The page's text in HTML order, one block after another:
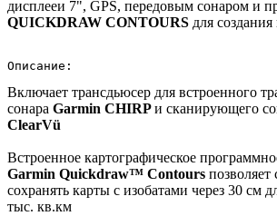
дисплееи 7", GPS, передовым сонаром и
QUICKDRAW CONTOURS для создания
Описание:
Включает трансдьюсер для встроенного
сонара Garmin CHIRPи сканирующего
ClearVü
Встроенное картографическое
Garmin Quickdraw™ Contours позволяет
сохранять карты с изобатами через 30 см
тыс. кв.км